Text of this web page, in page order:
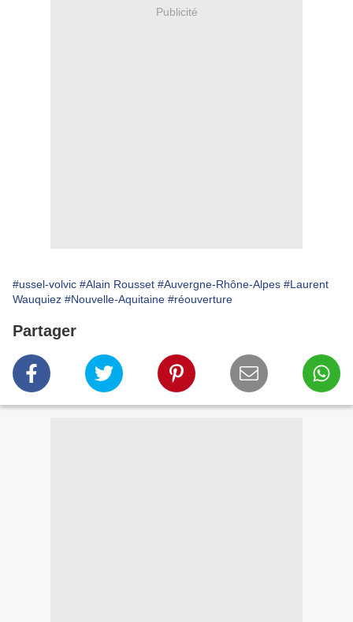
Publicité
#ussel-volvic #Alain Rousset #Auvergne-Rhône-Alpes #Laurent
Wauquiez #Nouvelle-Aquitaine #réouverture
Partager